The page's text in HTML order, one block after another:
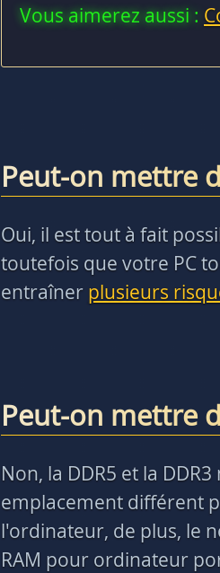
Vous aimerez aussi :
Peut-on mettre
Oui, il est tout à fait
toutefois que votre PC
entraîner plusieurs
Peut-on mettre
Non, la DDR5 et la
emplacement différent
l'ordinateur, de plus, le
RAM pour ordinateur